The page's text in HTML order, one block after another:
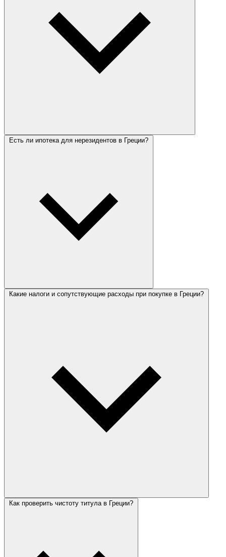
Есть ли ипотека для нерезидентов в Греции?
Какие налоги и сопутствующие расходы при покупке в Греции?
Как проверить чистоту титула в Греции?